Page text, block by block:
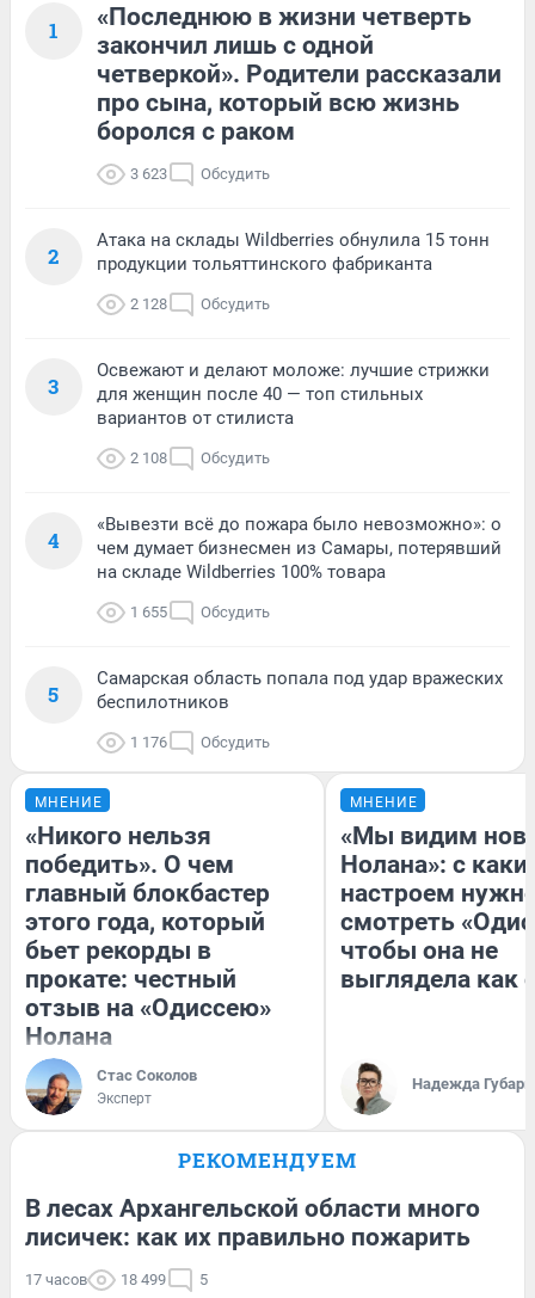
1
«Последнюю в жизни четверть
закончил лишь с одной
четверкой». Родители рассказали
про сына, который всю жизнь
боролся с раком
3 623 Обсудить
2
Атака на склады Wildberries обнулила 15 тонн
продукции тольяттинского фабриканта
2 128 Обсудить
3
Освежают и делают моложе: лучшие стрижки
для женщин после 40 — топ стильных
вариантов от стилиста
2 108 Обсудить
4
«Вывезти всё до пожара было невозможно»: о
чем думает бизнесмен из Самары, потерявший
на складе Wildberries 100% товара
1 655 Обсудить
5
Самарская область попала под удар вражеских
беспилотников
1 176 Обсудить
МНЕНИЕ
«Никого нельзя
победить». О чем
главный блокбастер
этого года, который
бьет рекорды в
прокате: честный
отзыв на «Одиссею»
Нолана
Стас Соколов
Эксперт
МНЕНИЕ
«Мы видим
Нолана»: с
настроем
смотреть
чтобы она не
выглядела как
Надежда Губарь
РЕКОМЕНДУЕМ
В лесах Архангельской области много
лисичек: как их правильно пожарить
17 часов 18 499 5